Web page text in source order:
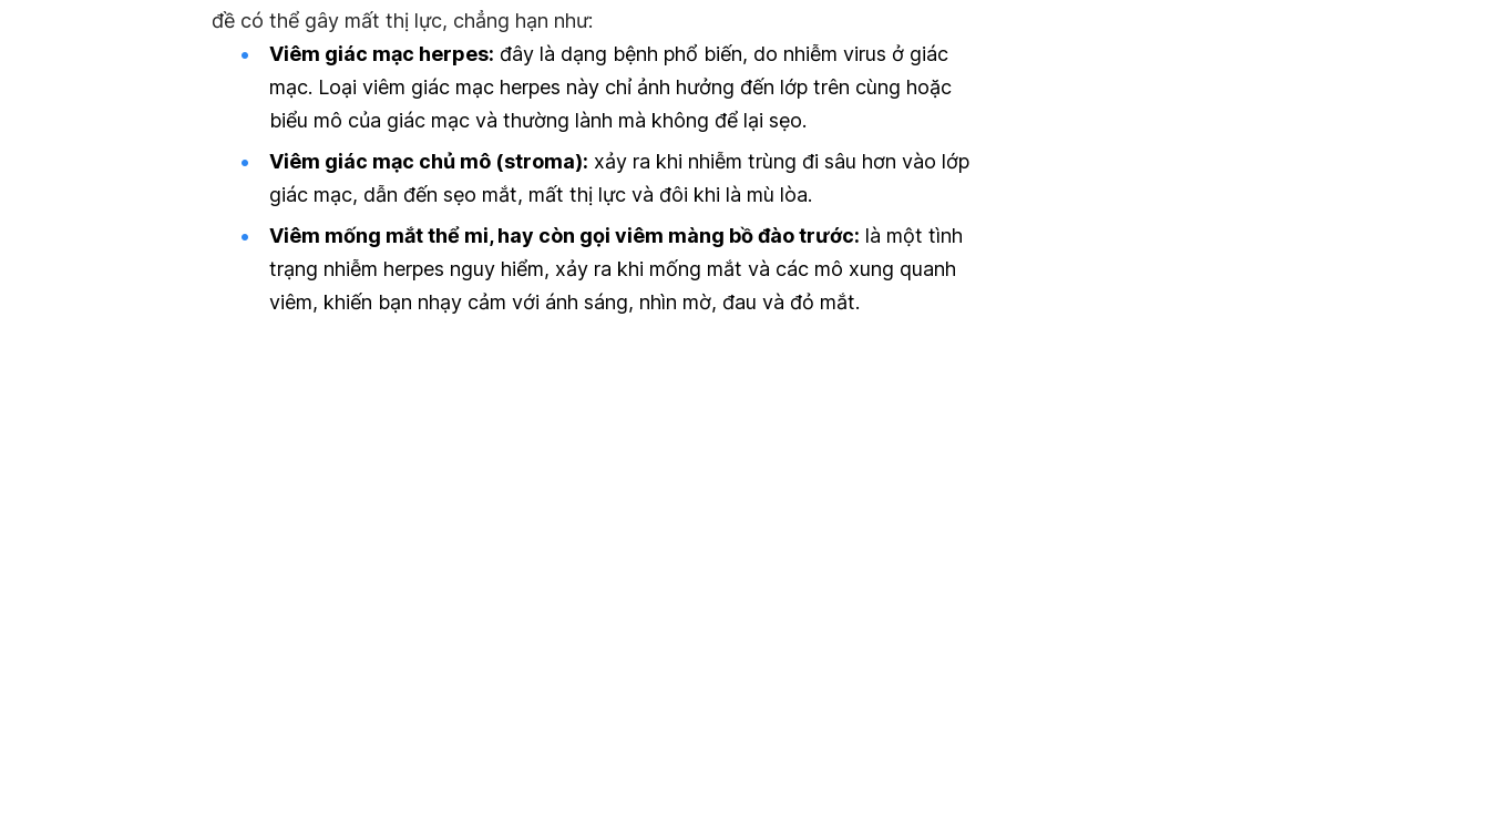
đề có thể gây mất thị lực, chẳng hạn như:
Viêm giác mạc herpes: đây là dạng bệnh phổ biến, do nhiễm virus ở giác
mạc. Loại viêm giác mạc herpes này chỉ ảnh hưởng đến lớp trên cùng hoặc
biểu mô của giác mạc và thường lành mà không để lại sẹo.
Viêm giác mạc chủ mô (stroma): xảy ra khi nhiễm trùng đi sâu hơn vào lớp
giác mạc, dẫn đến sẹo mắt, mất thị lực và đôi khi là mù lòa.
Viêm mống mắt thể mi, hay còn gọi viêm màng bồ đào trước: là một tình
trạng nhiễm herpes nguy hiểm, xảy ra khi mống mắt và các mô xung quanh
viêm, khiến bạn nhạy cảm với ánh sáng, nhìn mờ, đau và đỏ mắt.